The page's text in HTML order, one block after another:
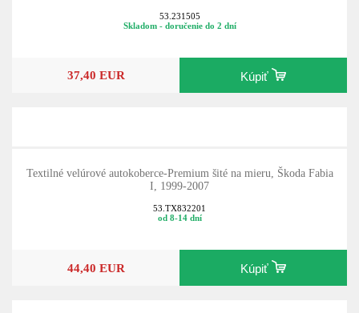
53.231505
Skladom - doručenie do 2 dní
37,40 EUR Kúpiť
Textilné velúrové autokoberce-Premium šité na mieru, Škoda Fabia
I, 1999-2007
53.TX832201
od 8-14 dní
44,40 EUR Kúpiť